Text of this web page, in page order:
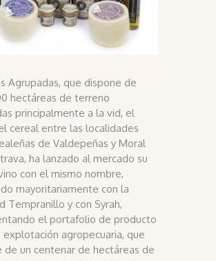
Agrupadas, que dispone de
hectáreas de terreno
principalmente a la vid, el
cereal entre las localidades
de Valdepeñas y Moral
ha lanzado al mercado su
con el mismo nombre,
mayoritariamente con la
Tempranillo y con Syrah,
el portafolio de producto
explotación agropecuaria, que
de un centenar de hectáreas de